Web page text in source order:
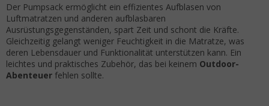
Der Pumpsack ermöglicht ein effizientes Aufblasen von
Luftmatratzen und anderen aufblasbaren
Ausrüstungsgegenständen, spart Zeit und schont die Kräfte.
Gleichzeitig gelangt weniger Feuchtigkeit in die Matratze, was
deren Lebensdauer und Funktionalität unterstützen kann. Ein
leichtes und praktisches Zubehör, das bei keinem Outdoor-
Abenteuer fehlen sollte.